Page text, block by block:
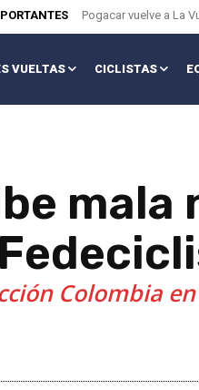
Pogacar vuelve a La
VUELTAS CICLISTAS
mala
Colombia